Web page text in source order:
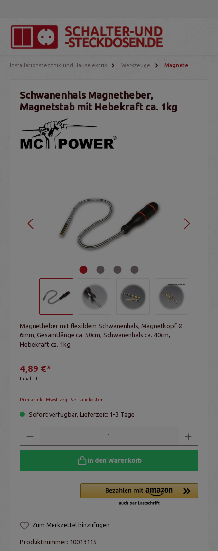
Installationstechnik und Hauselektrik Werkzeuge Magnete
Schwanenhals Magnetheber,
Magnetstab mit Hebekraft ca. 1kg
Magnetheber mit flexiblem Schwanenhals, Magnetkopf Ø
6mm, Gesamtlänge ca. 50cm, Schwanenhals ca. 40cm,
Hebekraft ca. 1kg
4,89 €*
Inhalt: 1
Preise inkl. MwSt. zzgl. Versandkosten
Sofort verfügbar, Lieferzeit: 1-3 Tage
In den Warenkorb
Zum Merkzettel hinzufügen
Produktnummer: 10013115